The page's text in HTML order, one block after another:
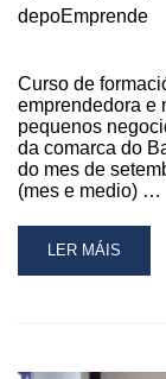
depoEmprende
Curso de
emprendedora e
pequenos
da comarca do
do mes de
(mes e medio) …
READ
MORE
PRESCRICIÓN
LER MÁIS